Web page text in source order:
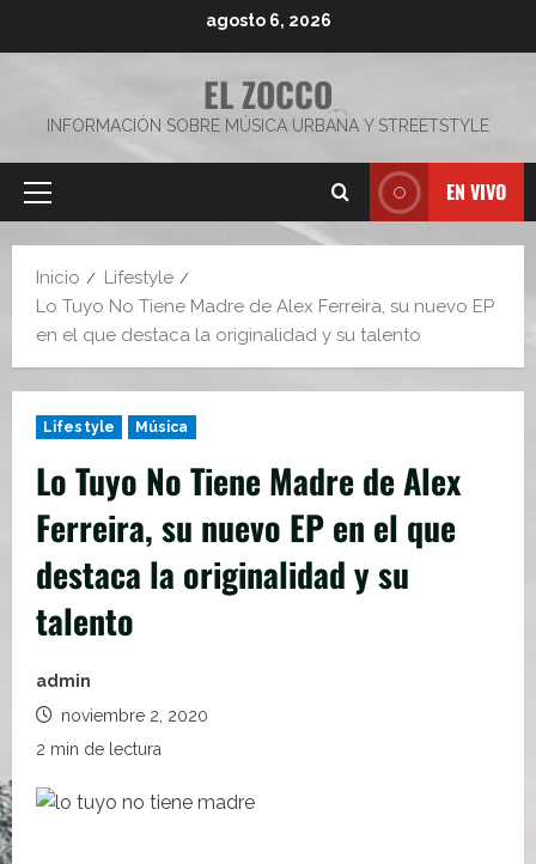
agosto 6, 2026
EL ZOCCO
INFORMACIÓN SOBRE MÚSICA URBANA Y STREETSTYLE
Menú
EN VIVO
Inicio
Lifestyle
Lo Tuyo No Tiene Madre de Alex Ferreira, su nuevo EP
en el que destaca la originalidad y su talento
Lifestyle Música
Lo Tuyo No Tiene Madre de Alex
Ferreira, su nuevo EP en el que
destaca la originalidad y su
talento
admin
noviembre 2, 2020
2 min de lectura